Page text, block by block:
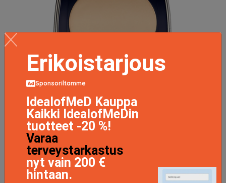
Double Wear Stay-In-Place Matte Powder Foundation
SPF10 2C1 Pure Beige
50 EUR
Erikoistarjous
Sponsoriltamme
IdealofMeD Kauppa
Kaikki IdealofMeDin
tuotteet -20 %!
Varaa
terveystarkastus
nyt vain 200 €
hintaan.